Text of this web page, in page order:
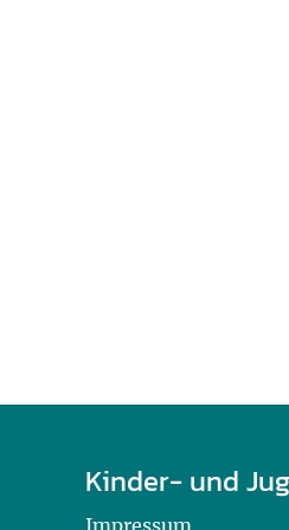
Kinder- und
Impressum